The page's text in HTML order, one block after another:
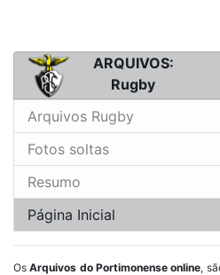
ARQUIVOS:
Rugby
Arquivos Rugby
Fotos soltas
Resumo
Página Inicial
OsArquivos do Portimonense online,